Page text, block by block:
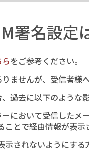
署名設定
をご参考ください。
ませんが、受信者様
過去に以下のような
ーにおいて受信した
とで経由情報が表示
されないようにする